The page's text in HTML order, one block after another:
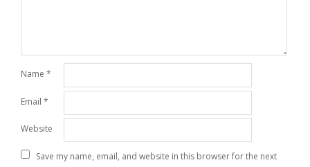
Name *
Email *
Website
Save my name, email, and website in this browser for the next